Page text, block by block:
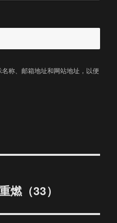
称、邮箱地址和网站地址，以便
燃（33）